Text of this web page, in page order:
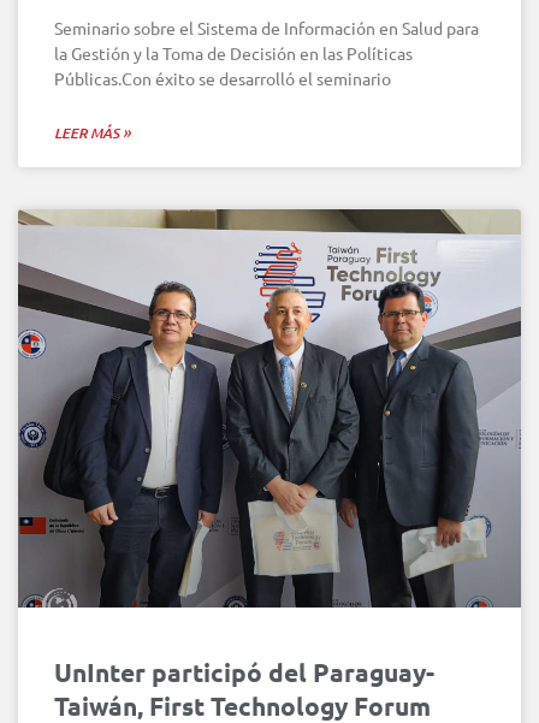
Seminario sobre el Sistema de Información en Salud para
la Gestión y la Toma de Decisión en las Políticas
Públicas.Con éxito se desarrolló el seminario
LEER MÁS »
UnInter participó del Paraguay-
Taiwán, First Technology Forum